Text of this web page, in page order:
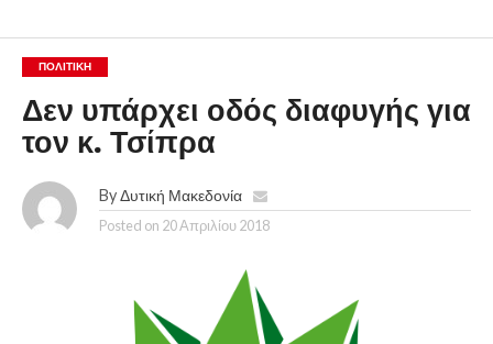
ΠΟΛΙΤΙΚΉ
Δεν υπάρχει οδός διαφυγής για
τον κ. Τσίπρα
By Δυτική Μακεδονία
Posted on 20 Απριλίου 2018